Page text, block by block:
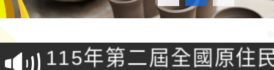
轉知桃園市政府交通局
共運輸服務，鼓勵民眾
115年第二屆全國原住